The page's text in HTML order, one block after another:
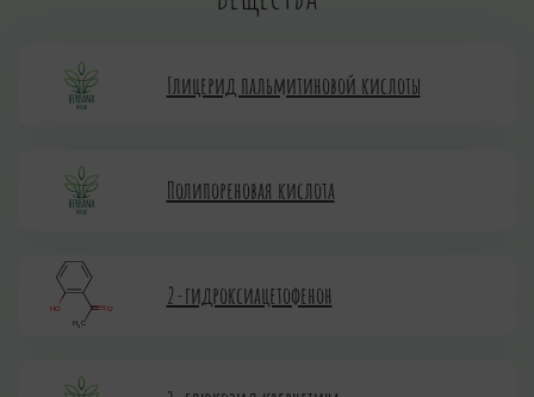
Глицерид пальмитиновой кислоты
Полипореновая кислота
2-гидроксиацетофенон